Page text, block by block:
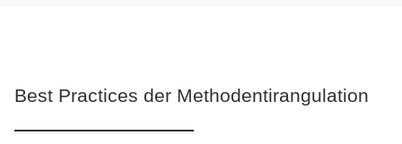
Best Practices der Methodentirangulation